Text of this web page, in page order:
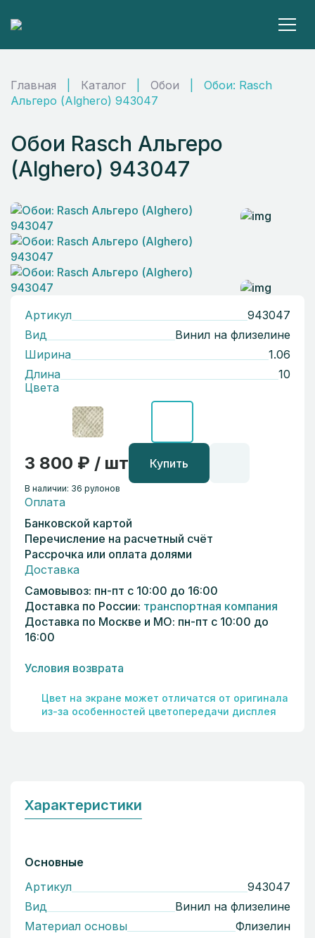
Главная Каталог Обои
Обои: Rasch
Альгеро (Alghero) 943047
Обои Rasch Альгеро
(Alghero) 943047
Артикул
943047
Вид
Винил на флизелине
Ширина
1.06
Длина
10
Цвета
3 800 ₽ / шт Купить
В наличии: 36 рулонов
Оплата
Банковской картой
Перечисление на расчетный счёт
Рассрочка или оплата долями
Доставка
Самовывоз: пн-пт с 10:00 до 16:00
Доставка по России: транспортная компания
Доставка по Москве и МО: пн-пт с 10:00 до
16:00
Условия возврата
Цвет на экране может отличатся от оригинала
из-за особенностей цветопередачи дисплея
Характеристики
Основные
Артикул
943047
Вид
Винил на флизелине
Материал основы
Флизелин